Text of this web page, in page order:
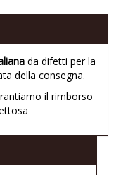
da difetti per la
della consegna.
il rimborso